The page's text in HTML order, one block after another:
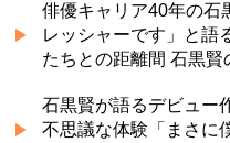
俳優キャリア40年の石
レッシャーです」と語
たちとの距離間 石黒
石黒賢が語るデビュー
不思議な体験「まさに